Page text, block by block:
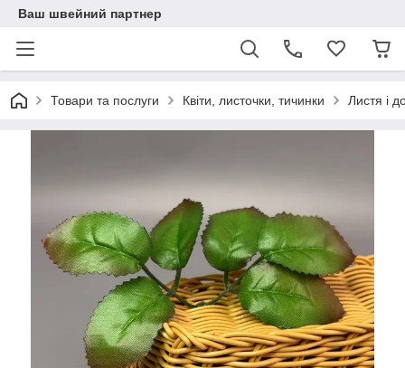
Ваш швейний партнер
Товари та послуги Квіти, листочки, тичинки Листя і